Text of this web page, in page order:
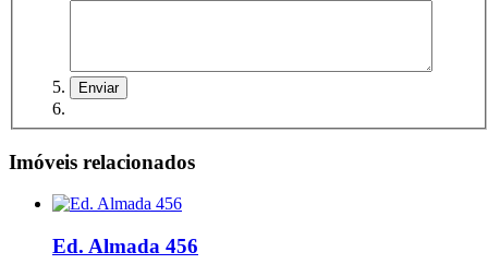
Imóveis relacionados
Ed. Almada 456